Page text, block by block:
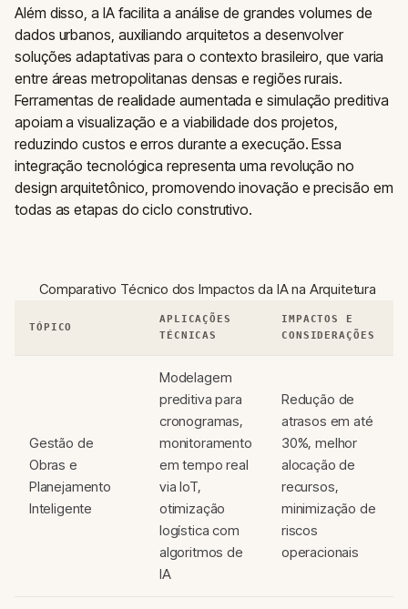
Além disso, a IA facilita a análise de grandes volumes de
dados urbanos, auxiliando arquitetos a desenvolver
soluções adaptativas para o contexto brasileiro, que varia
entre áreas metropolitanas densas e regiões rurais.
Ferramentas de realidade aumentada e simulação preditiva
apoiam a visualização e a viabilidade dos projetos,
reduzindo custos e erros durante a execução. Essa
integração tecnológica representa uma revolução no
design arquitetônico, promovendo inovação e precisão em
todas as etapas do ciclo construtivo.
Comparativo Técnico dos Impactos da IA na Arquitetura
TÓPICO
APLICAÇÕES
TÉCNICAS
IMPACTOS E
CONSIDERAÇÕES
Gestão de
Obras e
Planejamento
Inteligente
Modelagem
preditiva para
cronogramas,
monitoramento
em tempo real
via IoT,
otimização
logística com
algoritmos de
IA
Redução de
atrasos em até
30%, melhor
alocação de
recursos,
minimização de
riscos
operacionais